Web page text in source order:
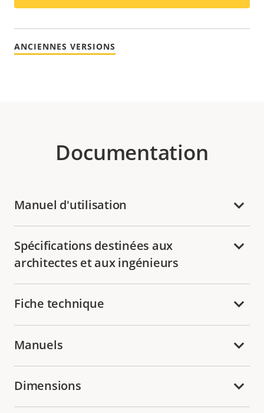
ANCIENNES VERSIONS
Documentation
Manuel d'utilisation
Spécifications destinées aux
architectes et aux ingénieurs
Fiche technique
Manuels
Dimensions